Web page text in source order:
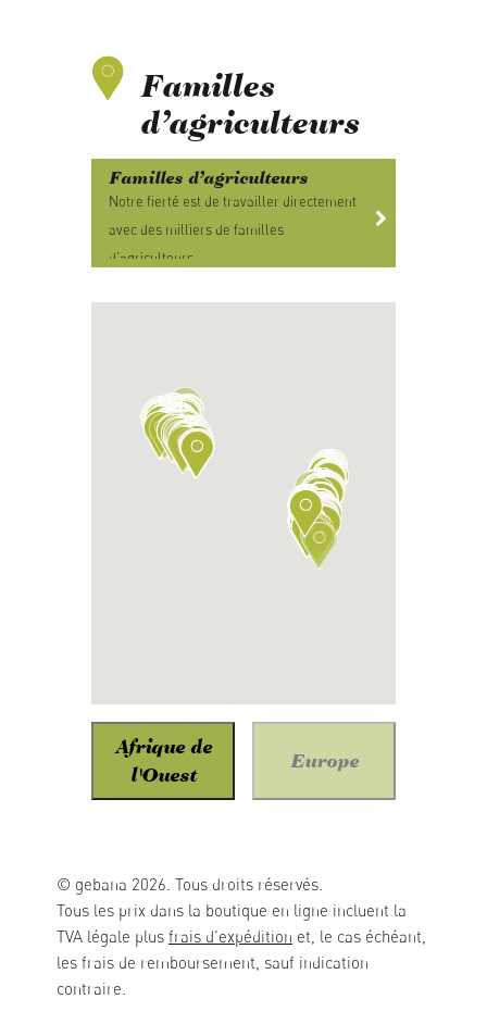
Familles
d’agriculteurs
Familles d’agriculteurs
Notre fierté est de travailler directement
avec des milliers de familles
d’agriculteurs.
Afrique de
l'Ouest
Europe
© gebana 2026. Tous droits réservés.
Tous les prix dans la boutique en ligne incluent la
TVA légale plus frais d'expédition et, le cas échéant,
les frais de remboursement, sauf indication
contraire.